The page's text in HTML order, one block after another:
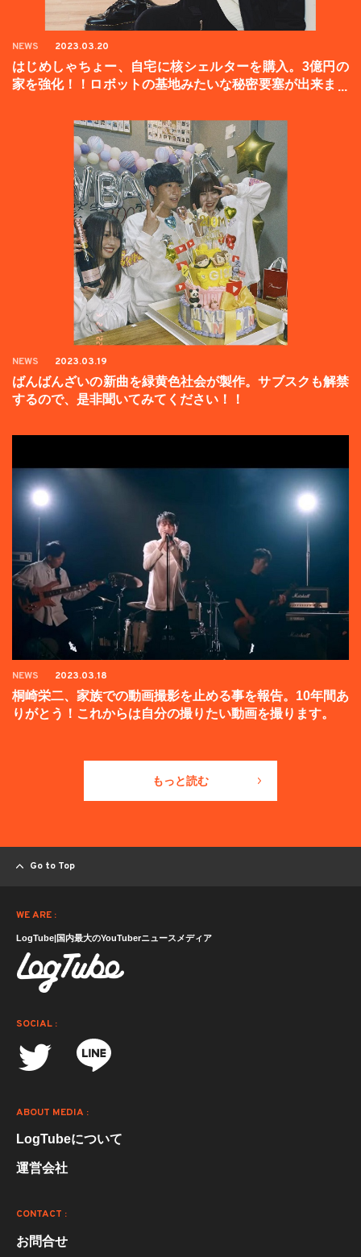
NEWS 2023.03.20
はじめしゃちょー、自宅に核シェルターを購入。3億円の
家を強化！！ロボットの基地みたいな秘密要塞が出来まし
NEWS 2023.03.19
ばんばんざいの新曲を緑黄色社会が製作。サブスクも解禁
するので、是非聞いてみてください！！
NEWS 2023.03.18
桐崎栄二、家族での動画撮影を止める事を報告。10年間あ
りがとう！これからは自分の撮りたい動画を撮ります。
もっと読む
Go to Top
WE ARE :
LogTube|国内最大のYouTuberニュースメディア
SOCIAL :
ABOUT MEDIA :
LogTubeについて
運営会社
CONTACT :
お問合せ